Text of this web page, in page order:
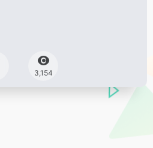
3,154